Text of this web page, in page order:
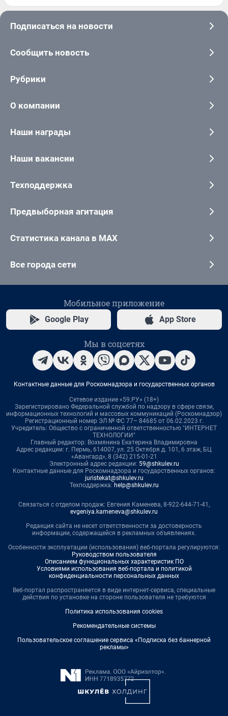
Подписаться на новости
Сообщить новость
Рубрики
О компании
Наши награды
Наши вакансии
Техподдержка
Предвыборная агитация
Статистика канала в MAX
Все города сети
Мобильное приложение
Google Play App Store
Мы в соцсетях
Контактные данные для Роскомнадзора и государственных органов
Сетевое издание «59.РУ» (18+)
Зарегистрировано Федеральной службой по надзору в сфере связи,
информационных технологий и массовых коммуникаций (Роскомнадзор)
Регистрационный номер ЭЛ № ФС 77– 84685 от 06.02.2023 г.
Учредитель: Общество с ограниченной ответственностью "ИНТЕРНЕТ
ТЕХНОЛОГИИ"
Главный редактор: Вохмянина Екатерина Владимировна
Адрес редакции: г. Пермь, 614007, ул. 25 Октября д. 101, 6 этаж, БЦ
«Авангард», 8 (342) 215-01-21
Электронный адрес редакции: 59@shkulev.ru
Контактные данные для Роскомнадзора и государственных органов:
juristekat@shkulev.ru
Техподдержка: help@shkulev.ru
Связаться с отделом продаж: Евгения Каменева, 8-922-644-71-41,
evgeniya.kameneva@shkulev.ru
Редакция сайта не несет ответственности за достоверность
информации, содержащейся в рекламных объявлениях.
Особенности эксплуатации (использования) веб-портала регулируются:
Руководством пользователя
Описанием функциональных характеристик ПО
Условиями использования веб-портала и политикой
конфиденциальности персональных данных
Веб-портал распространяется в виде интернет-сервиса, специальные
действия по установке на стороне пользователя не требуются
Политика использования cookies
Рекомендательные системы
Пользовательское соглашение сервиса «Подписка без баннерной
рекламы»